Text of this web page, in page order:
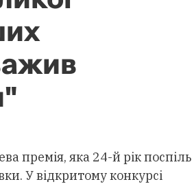
премія, яка 24-й рік поспіль
У відкритому конкурсі